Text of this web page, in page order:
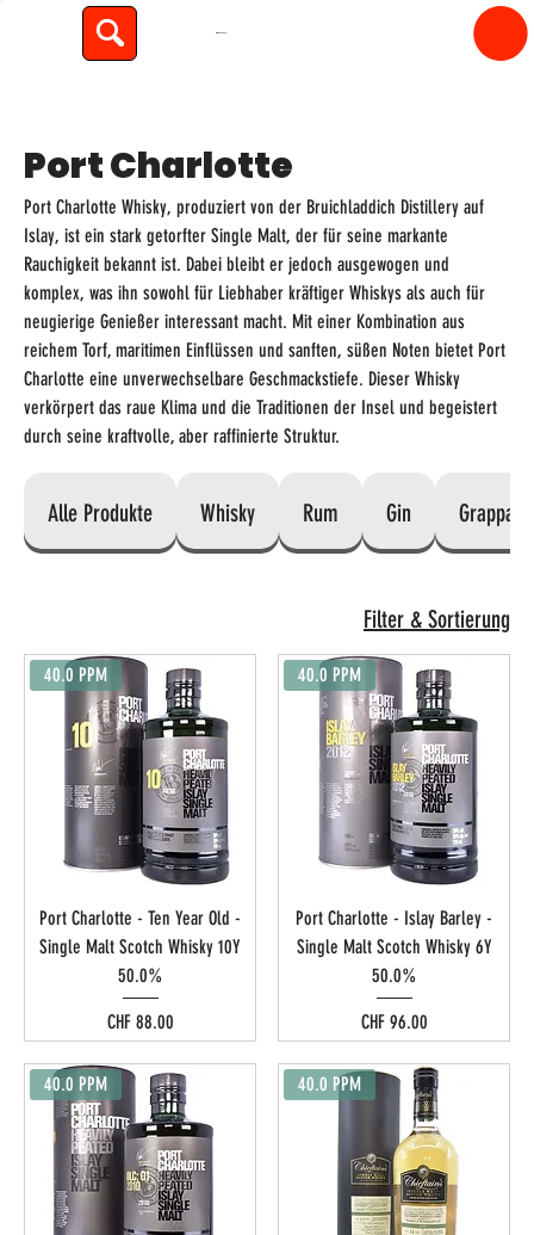
spiritfly
Port Charlotte
Port Charlotte Whisky, produziert von der Bruichladdich Distillery auf
Islay, ist ein stark getorfter Single Malt, der für seine markante
Rauchigkeit bekannt ist. Dabei bleibt er jedoch ausgewogen und
komplex, was ihn sowohl für Liebhaber kräftiger Whiskys als auch für
neugierige Genießer interessant macht. Mit einer Kombination aus
reichem Torf, maritimen Einflüssen und sanften, süßen Noten bietet Port
Charlotte eine unverwechselbare Geschmackstiefe. Dieser Whisky
verkörpert das raue Klima und die Traditionen der Insel und begeistert
durch seine kraftvolle, aber raffinierte Struktur.
Alle Produkte Whisky Rum Gin Grappa
Filter & Sortierung
40.0 PPM
Port Charlotte - Ten Year Old -
Single Malt Scotch Whisky 10Y
50.0%
Preis
CHF 88.00
40.0 PPM
Port Charlotte - Islay Barley -
Single Malt Scotch Whisky 6Y
50.0%
Preis
CHF 96.00
40.0 PPM 40.0 PPM